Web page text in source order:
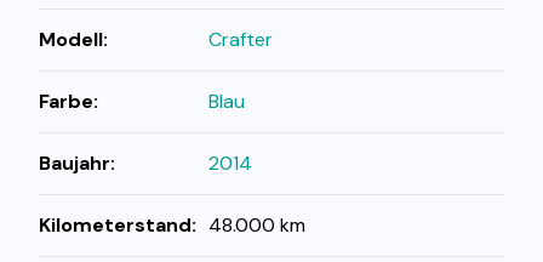
Modell: Crafter
Farbe: Blau
Baujahr: 2014
Kilometerstand: 48.000 km